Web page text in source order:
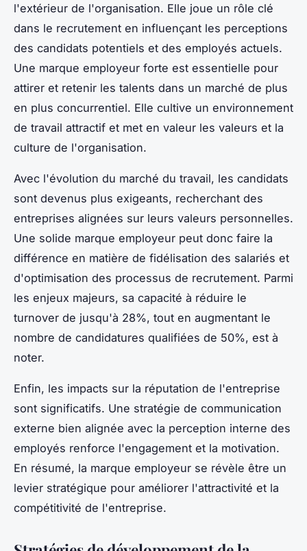
l'extérieur de l'organisation. Elle joue un rôle clé
dans le recrutement en influençant les perceptions
des candidats potentiels et des employés actuels.
Une marque employeur forte est essentielle pour
attirer et retenir les talents dans un marché de plus
en plus concurrentiel. Elle cultive un environnement
de travail attractif et met en valeur les valeurs et la
culture de l'organisation.
Avec l'évolution du marché du travail, les candidats
sont devenus plus exigeants, recherchant des
entreprises alignées sur leurs valeurs personnelles.
Une solide marque employeur peut donc faire la
différence en matière de fidélisation des salariés et
d'optimisation des processus de recrutement. Parmi
les enjeux majeurs, sa capacité à réduire le
turnover de jusqu'à 28%, tout en augmentant le
nombre de candidatures qualifiées de 50%, est à
noter.
Enfin, les impacts sur la réputation de l'entreprise
sont significatifs. Une stratégie de communication
externe bien alignée avec la perception interne des
employés renforce l'engagement et la motivation.
En résumé, la marque employeur se révèle être un
levier stratégique pour améliorer l'attractivité et la
compétitivité de l'entreprise.